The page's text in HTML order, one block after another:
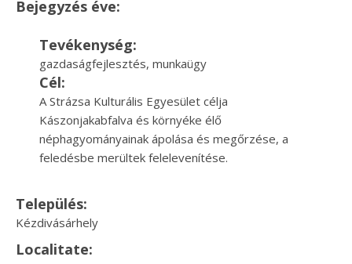
Bejegyzés éve:
Tevékenység:
gazdaságfejlesztés, munkaügy
Cél:
A Strázsa Kulturális Egyesület célja
Kászonjakabfalva és környéke élő
néphagyományainak ápolása és megőrzése, a
feledésbe merültek felelevenítése.
Település:
Kézdivásárhely
Localitate: